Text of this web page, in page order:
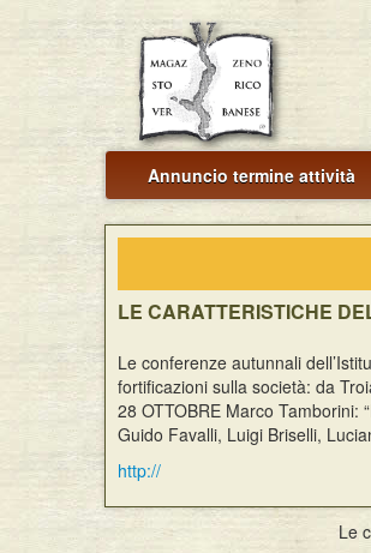
Annuncio termine attività
LE CARATTERISTICHE
Le conferenze autunnali
fortificazioni sulla società: da
28 OTTOBRE Marco Tamborini:
Guido Favalli, Luigi Briselli,
http://
Le